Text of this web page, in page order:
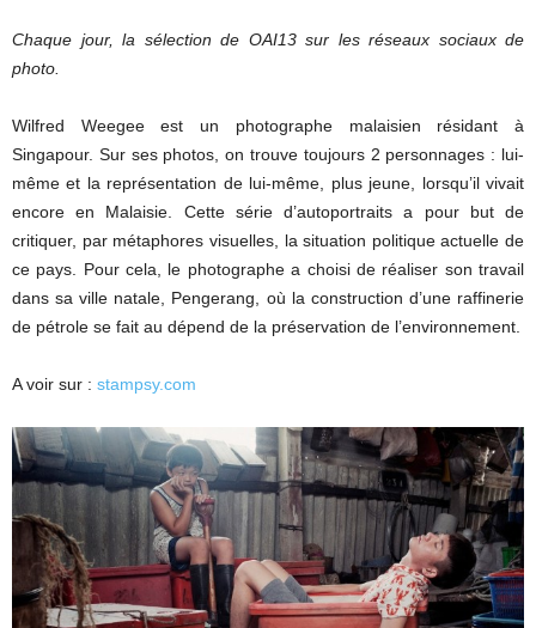
Chaque jour, la sélection de OAI13 sur les réseaux sociaux de
photo.
Wilfred Weegee est un photographe malaisien résidant à
Singapour. Sur ses photos, on trouve toujours 2 personnages : lui-
même et la représentation de lui-même, plus jeune, lorsqu’il vivait
encore en Malaisie. Cette série d’autoportraits a pour but de
critiquer, par métaphores visuelles, la situation politique actuelle de
ce pays. Pour cela, le photographe a choisi de réaliser son travail
dans sa ville natale, Pengerang, où la construction d’une raffinerie
de pétrole se fait au dépend de la préservation de l’environnement.
A voir sur : stampsy.com